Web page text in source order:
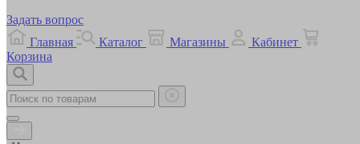
Задать вопрос
Главная
Каталог Магазины
Кабинет
Корзина